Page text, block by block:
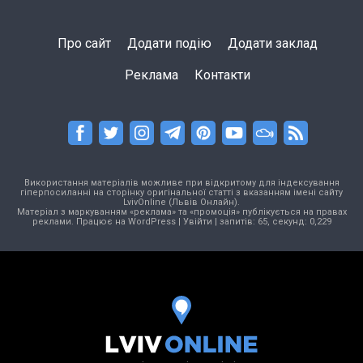
Про сайт Додати подію Додати заклад
Реклама Контакти
Використання матеріалів можливе при відкритому для індексування
гіперпосиланні на сторінку оригінальної статті з вказанням імені сайту
LvivOnline (Львів Онлайн).
Матеріал з маркуванням «реклама» та «промоція» публікується на правах
реклами. Працює на WordPress| Увійти | запитів: 65, секунд: 0,229